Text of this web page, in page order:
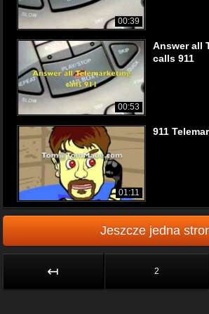
00:39
00:53
Answer all
calls 911
01:11
911
Jeszcze jedna
↤ 2